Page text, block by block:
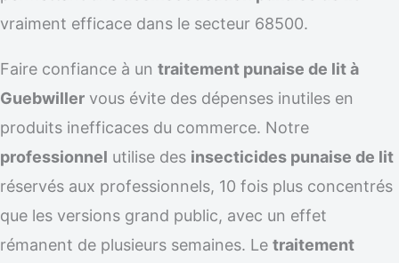
vraiment efficace dans le secteur 68500.
Faire confiance à un traitement punaise de lit à
Guebwiller vous évite des dépenses inutiles en
produits inefficaces du commerce. Notre
professionnel utilise des insecticides punaise de lit
réservés aux professionnels, 10 fois plus concentrés
que les versions grand public, avec un effet
rémanent de plusieurs semaines. Le traitement